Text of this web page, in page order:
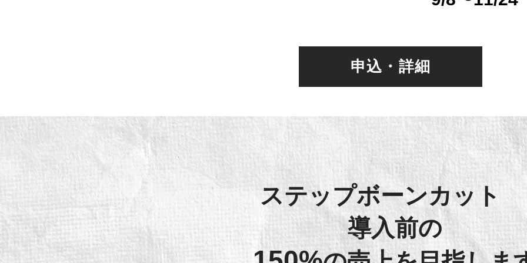
申込・詳細
​ステップボーンカット
導入前の